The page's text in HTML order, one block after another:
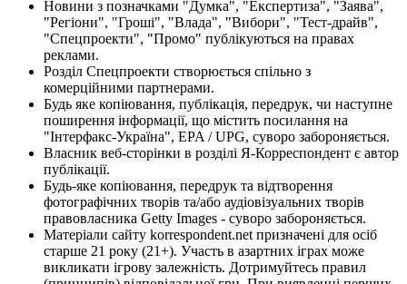
Новини з позначками "Думка", "Експертиза", "Заява",
"Регіони", "Гроші", "Влада", "Вибори", "Тест-драйв",
"Спецпроекти", "Промо" публікуються на правах
реклами.
Розділ Спецпроекти створюється спільно з
комерційними партнерами.
Будь яке копіювання, публікація, передрук, чи наступне
поширення інформації, що містить посилання на
"Інтерфакс-Україна", EPA / UPG, суворо забороняється.
Власник веб-сторінки в розділі Я-Корреспондент є автор
публікації.
Будь-яке копіювання, передрук та відтворення
фотографічних творів та/або аудіовізуальних творів
правовласника Getty Images - суворо забороняється.
Матеріали сайту korrespondent.net призначені для осіб
старше 21 року (21+). Участь в азартних іграх може
викликати ігрову залежність. Дотримуйтесь правил